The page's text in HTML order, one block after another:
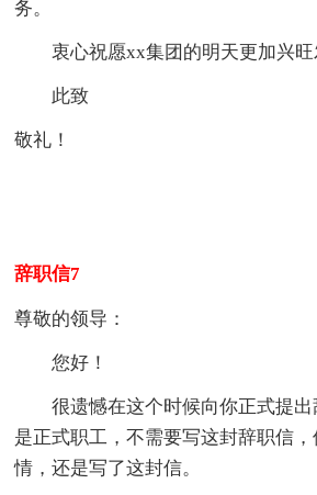
务。
衷心祝愿xx集团的明天更加兴旺
此致
敬礼！
辞职信7
尊敬的领导：
您好！
很遗憾在这个时候向你正式提出
是正式职工，不需要写这封辞职信
情，还是写了这封信。